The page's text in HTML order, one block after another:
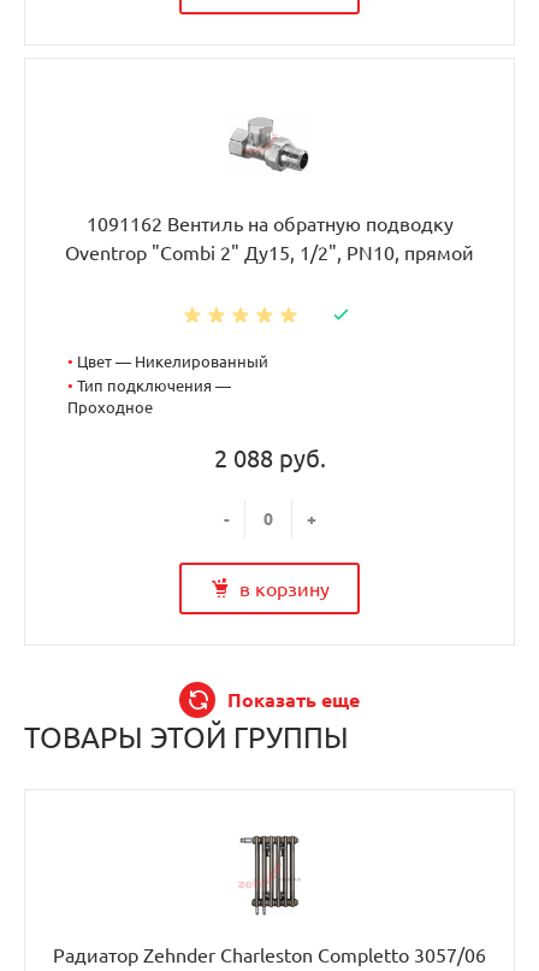
1091162 Вентиль на обратную подводку
Oventrop "Combi 2" Ду15, 1/2", PN10, прямой
• Цвет — Никелированный
• Тип подключения —
Проходное
2 088 руб.
- +
в корзину
Показать еще
ТОВАРЫ ЭТОЙ ГРУППЫ
Радиатор Zehnder Charleston Completto 3057/06